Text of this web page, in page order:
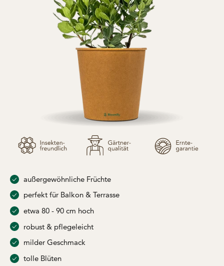
außergewöhnliche Früchte
perfekt für Balkon & Terrasse
etwa 80 - 90 cm hoch
robust & pflegeleicht
milder Geschmack
tolle Blüten